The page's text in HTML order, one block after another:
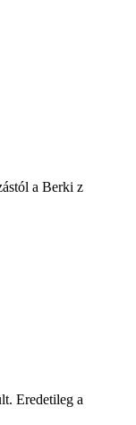
a Berki z
Eredetileg a